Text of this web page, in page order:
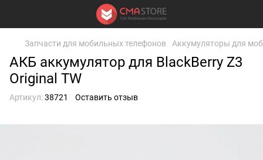
Запчасти для мобильных телефонов Аккумуляторы для
АКБ аккумулятор для BlackBerry Z3
Original TW
Артикул:38721 Оставить отзыв